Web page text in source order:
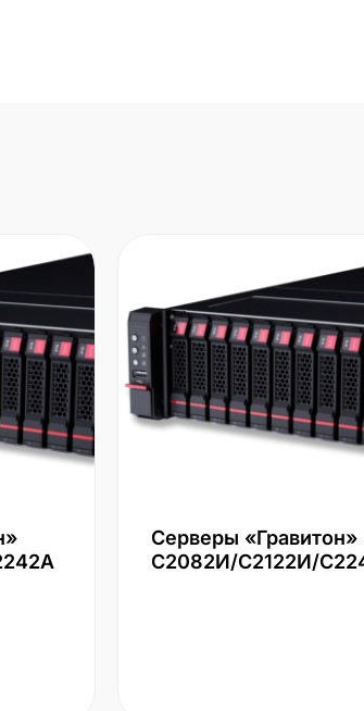
Серверы «Гравитон»
С2082И/С2122И/